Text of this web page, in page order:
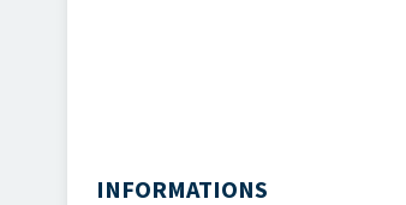
INFORMATIONS